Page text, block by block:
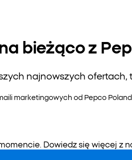
bieżąco z
najnowszych ofertach,
marketingowych od Pepco Poland
Dowiedz się więcej z